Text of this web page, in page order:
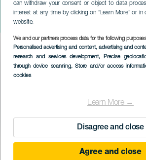
can withdraw your consent or object to data
interest at any time by clicking on “Learn More” or
website.
We and our partners process data for the following
Personalised advertising and content, advertising and
research and services development, Precise
through device scanning, Store and/or access
cookies
Learn More →
Disagree and close
Agree and close
Romería San
Tegueste
Imagen
Listado
KORÁBBI ESEMÉNY